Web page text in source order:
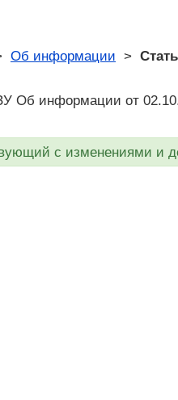
Об информации >
Об информации от
с изменениями и